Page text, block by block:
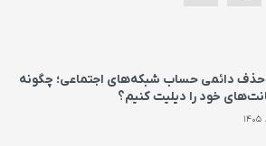
دائمی حساب شبکه‌های اجتماعی؛ چگونه
خود را دیلیت کنیم؟